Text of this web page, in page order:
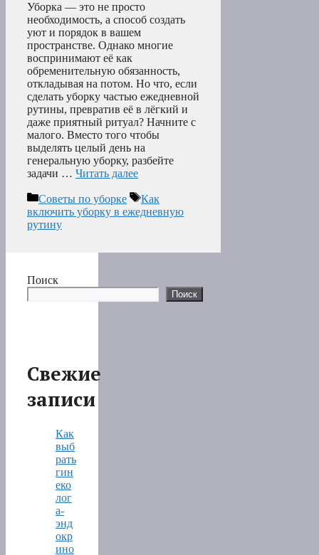
Уборка — это не просто
необходимость, а способ создать
уют и порядок в вашем
пространстве. Однако многие
воспринимают её как
обременительную обязанность,
откладывая на потом. Но что, если
сделать уборку частью ежедневной
рутины, превратив её в лёгкий и
даже приятный ритуал? Начните с
малого. Вместо того чтобы
выделять целый день на
генеральную уборку, разбейте
задачи … Читать далее
Рубрики
Советы по уборке Метки
Как
включить уборку в ежедневную
рутину
Поиск
Поиск
Свежие
записи
Как
выб
рать
гин
еко
лог
а-
энд
окр
ино